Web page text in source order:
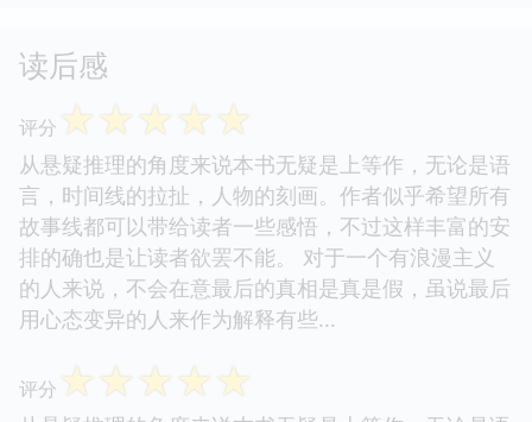
读后感
评分 ☆☆☆☆☆
从悬疑推理的角度来说本书无疑是上等作，无论是语
言，时间线的拉扯，人物的刻画。作者似乎希望所有
故事线都可以带给读者一些感悟，不过这样丰富的安
排的确也是让读者欲罢不能。 对于一个有浪漫主义
的人来说，不会在意最后的真相是真是假，虽说最后
用心态变异的人来作为解释有些...
评分 ☆☆☆☆☆